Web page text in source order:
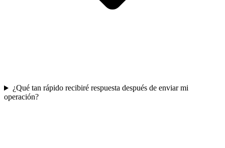
¿Qué tan rápido recibiré respuesta después de enviar mi
operación?